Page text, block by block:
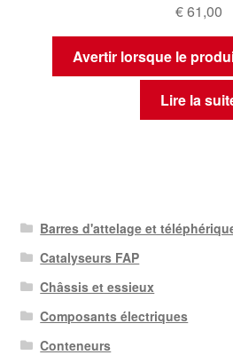
€61,00
Avertir lorsque le
Lire la
Barres d'attelage et
Catalyseurs FAP
Châssis et essieux
Composants électriques
Conteneurs